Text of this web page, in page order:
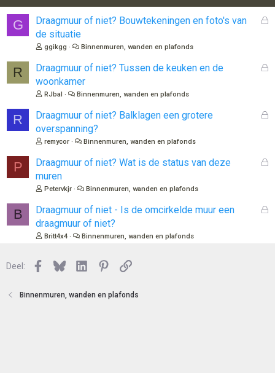
G
G
o
Draagmuur of niet? Bouwtekeningen en foto's van
de situatie
ggikgg Binnenmuren, wanden en plafonds
R
G
o
Draagmuur of niet? Tussen de keuken en de
woonkamer
RJbal Binnenmuren, wanden en plafonds
R
G
o
Draagmuur of niet? Balklagen een grotere
overspanning?
remycor Binnenmuren, wanden en plafonds
P
G
o
Draagmuur of niet? Wat is de status van deze
muren
Petervkjr Binnenmuren, wanden en plafonds
B
G
Draagmuur of niet - Is de omcirkelde muur een
draagmuur of niet?
Britt4x4 Binnenmuren, wanden en plafonds
Deel: Facebook
BlueskyLinkedInPinterest
Link
Binnenmuren, wanden en plafonds